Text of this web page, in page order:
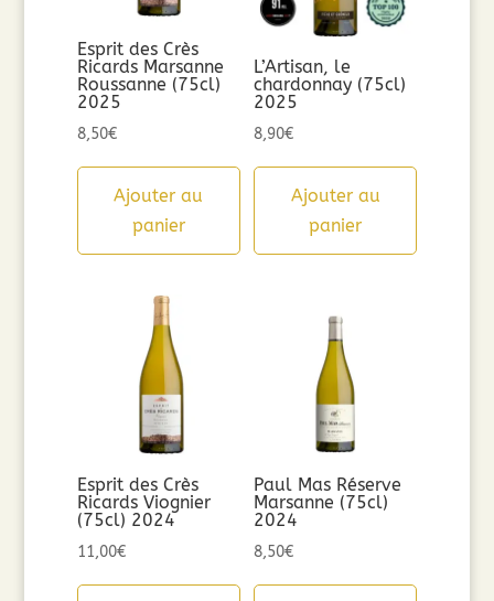
Esprit des Crès
Ricards Marsanne
Roussanne (75cl)
2025
8,50€
Ajouter au
panier
L’Artisan, le
chardonnay (75cl)
2025
8,90€
Ajouter au
panier
Esprit des Crès
Ricards Viognier
(75cl) 2024
11,00€
Paul Mas Réserve
Marsanne (75cl)
2024
8,50€